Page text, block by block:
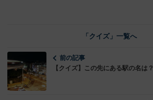
「クイズ」一覧へ
前の記事
【クイズ】この先にある駅の名は？